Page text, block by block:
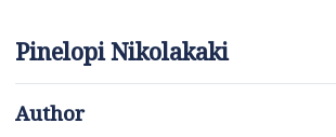
Pinelopi Nikolakaki
Author